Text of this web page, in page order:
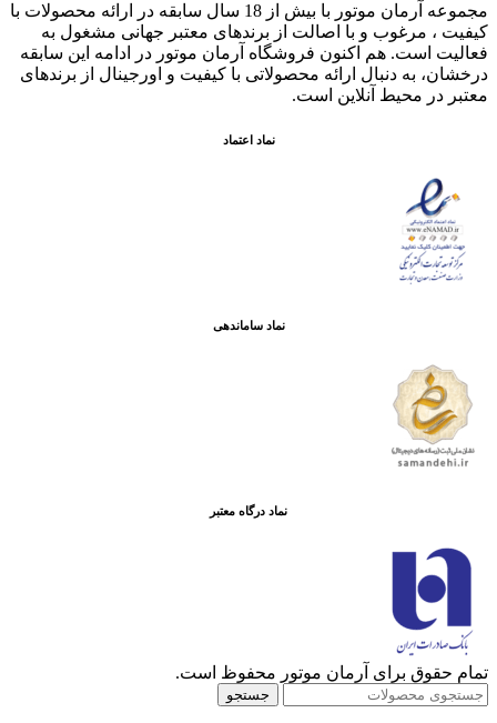
مجموعه آرمان موتور با بیش از 18 سال سابقه در ارائه محصولات با
کيفيت ، مرغوب و با اصالت از برندهای معتبر جهانی مشغول به
فعاليت است. هم اکنون فروشگاه آرمان موتور در ادامه اين سابقه
درخشان، به دنبال ارائه محصولاتی با کيفيت و اورجينال از برندهای
معتبر در محيط آنلاين است.
نماد اعتماد
نماد ساماندهی
نماد درگاه معتبر
تمام حقوق برای آرمان موتور محفوظ است.
جستجو